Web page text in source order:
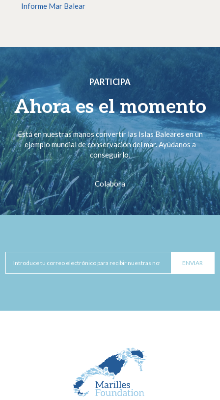
Informe Mar Balear
PARTICIPA
Ahora es el momento
Está en nuestras manos convertir las Islas Baleares en un
ejemplo mundial de conservación del mar. Ayúdanos a
conseguirlo.
Colabora